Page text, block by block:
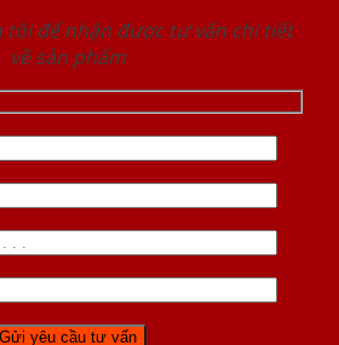
tôi để nhận được tư vấn chi tiết
về sản phẩm